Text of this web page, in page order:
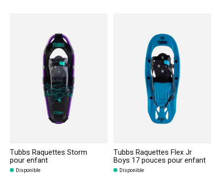
Tubbs Raquettes Storm
pour enfant
Disponible
Tubbs Raquettes Flex Jr
Boys 17 pouces pour enfant
Disponible